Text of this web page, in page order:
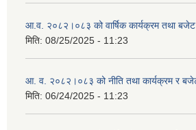
आ.व. २०८२।०८३ को वार्षिक कार्यक्रम तथा बजेट
मिति: 08/25/2025 - 11:23
आ. व. २०८२।०८३ को नीति तथा कार्यक्रम र
मिति: 06/24/2025 - 11:23